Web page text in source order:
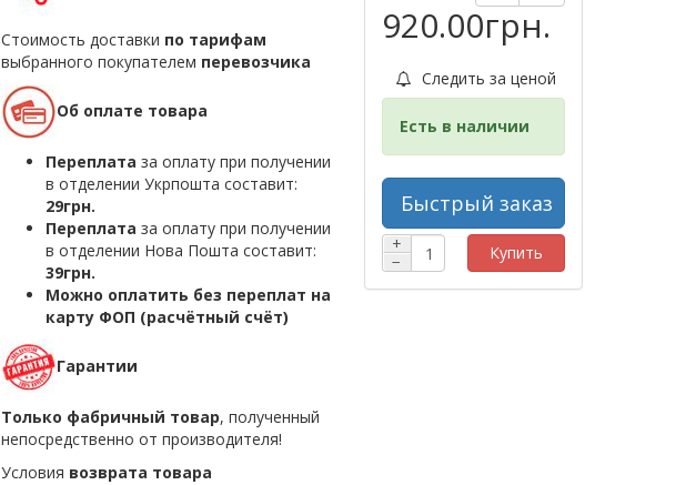
Стоимость доставки по тарифам
выбранного покупателем перевозчика
Об оплате товара
Переплата за оплату при получении
в отделении Укрпошта составит:
29грн.
Переплата за оплату при получении
в отделении Нова Пошта составит:
39грн.
Можно оплатить без переплат на
карту ФОП (расчётный счёт)
Гарантии
Только фабричный товар, полученный
непосредственно от производителя!
Условия возврата товара
920.00грн.
Следить за ценой
Есть в наличии
Быстрый заказ
+
−
Купить